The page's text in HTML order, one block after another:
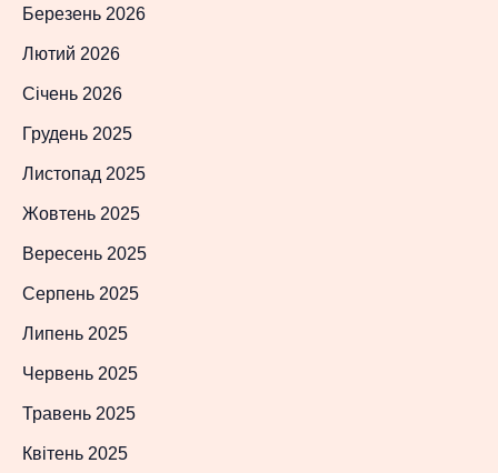
Березень 2026
Лютий 2026
Січень 2026
Грудень 2025
Листопад 2025
Жовтень 2025
Вересень 2025
Серпень 2025
Липень 2025
Червень 2025
Травень 2025
Квітень 2025